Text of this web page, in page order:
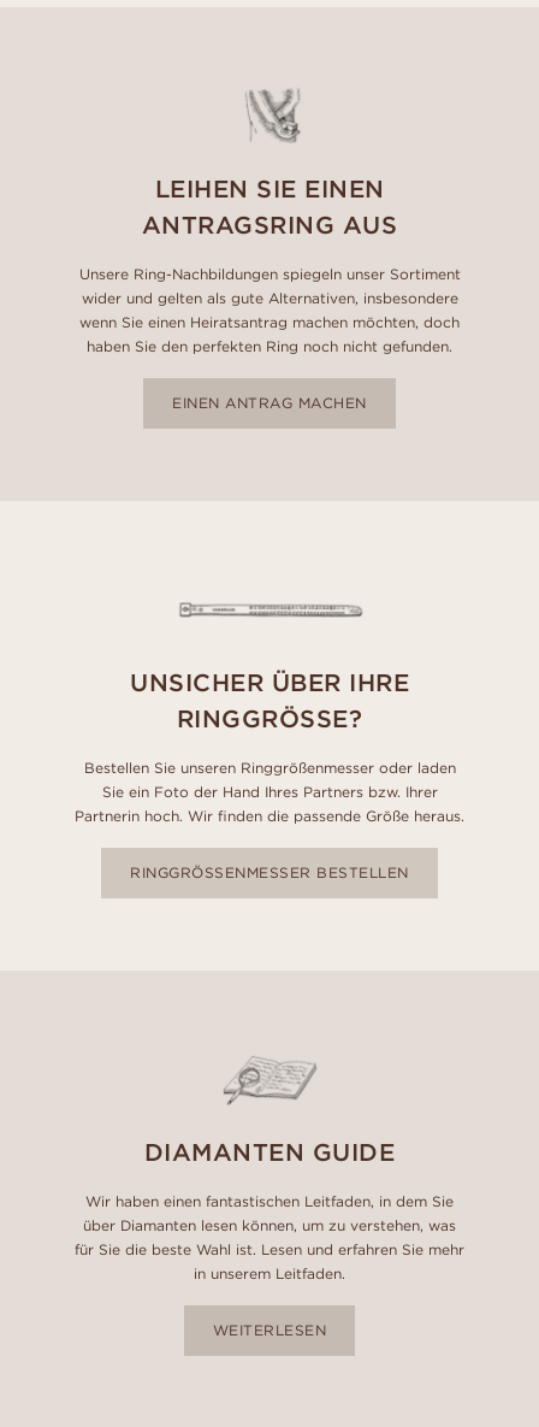
LEIHEN SIE EINEN
ANTRAGSRING AUS
Unsere Ring-Nachbildungen spiegeln unser Sortiment
wider und gelten als gute Alternativen, insbesondere
wenn Sie einen Heiratsantrag machen möchten, doch
haben Sie den perfekten Ring noch nicht gefunden.
EINEN ANTRAG MACHEN
UNSICHER ÜBER IHRE
RINGGRÖSSE?
Bestellen Sie unseren Ringgrößenmesser oder laden
Sie ein Foto der Hand Ihres Partners bzw. Ihrer
Partnerin hoch. Wir finden die passende Größe heraus.
RINGGRÖSSENMESSER BESTELLEN
DIAMANTEN GUIDE
Wir haben einen fantastischen Leitfaden, in dem Sie
über Diamanten lesen können, um zu verstehen, was
für Sie die beste Wahl ist. Lesen und erfahren Sie mehr
in unserem Leitfaden.
WEITERLESEN